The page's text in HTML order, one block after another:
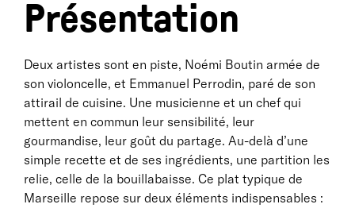
Présentation
Deux artistes sont en piste, Noémi Boutin armée de
son violoncelle, et Emmanuel Perrodin, paré de son
attirail de cuisine. Une musicienne et un chef qui
mettent en commun leur sensibilité, leur
gourmandise, leur goût du partage. Au-delà d’une
simple recette et de ses ingrédients, une partition les
relie, celle de la bouillabaisse. Ce plat typique de
Marseille repose sur deux éléments indispensables :